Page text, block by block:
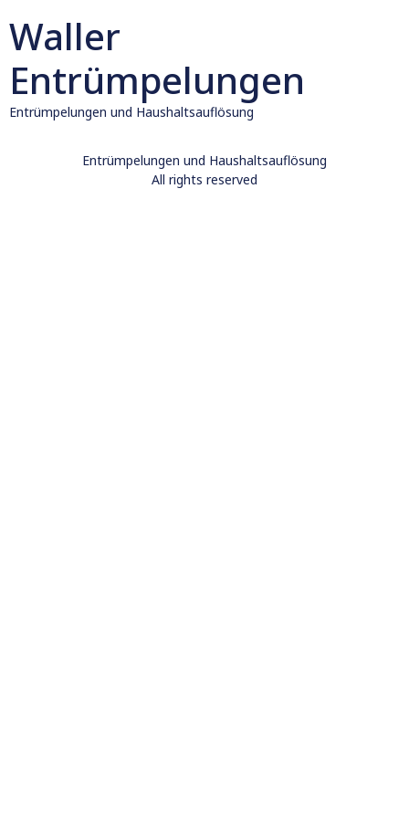
Waller
Entrümpelungen
Entrümpelungen und Haushaltsauflösung
Entrümpelungen und Haushaltsauflösung
All rights reserved